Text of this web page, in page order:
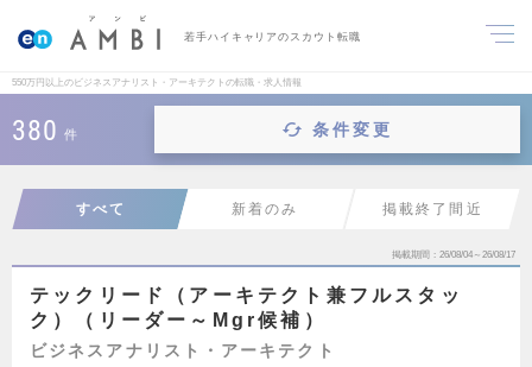
若手ハイキャリアのスカウト転職
550万円以上のビジネスアナリスト・アーキテクトの転職・求人情報
380 件 条件変更
すべて 新着のみ 掲載終了間近
掲載期間 26/08/04～26/08/17
テックリード（アーキテクト兼フルスタッ
ク）（リーダー～Mgr候補）
ビジネスアナリスト・アーキテクト